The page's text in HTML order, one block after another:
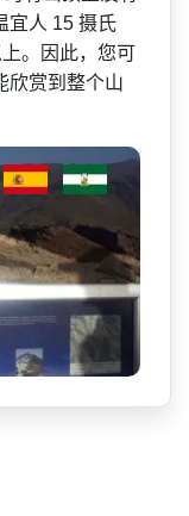
宜人 15 摄氏
。因此，您可
欣赏到整个山